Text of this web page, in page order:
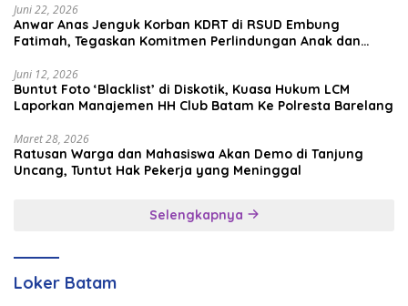
Juni 22, 2026
Anwar Anas Jenguk Korban KDRT di RSUD Embung
Fatimah, Tegaskan Komitmen Perlindungan Anak dan
Juni 12, 2026
Buntut Foto ‘Blacklist’ di Diskotik, Kuasa Hukum LCM
Laporkan Manajemen HH Club Batam Ke Polresta Barelang
Maret 28, 2026
Ratusan Warga dan Mahasiswa Akan Demo di Tanjung
Uncang, Tuntut Hak Pekerja yang Meninggal
Selengkapnya
Loker Batam